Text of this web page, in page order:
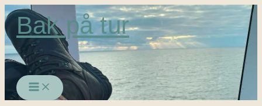
Gå
til
indholdet
Bak på tur